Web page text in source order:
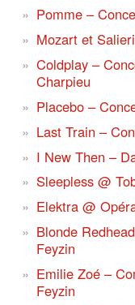
Pomme –
Mozart et
Coldplay –
Charpieu
Placebo –
Last Train –
I New Then –
Sleepless @
Elektra @
Blonde
Feyzin
Emilie Zoé –
Feyzin